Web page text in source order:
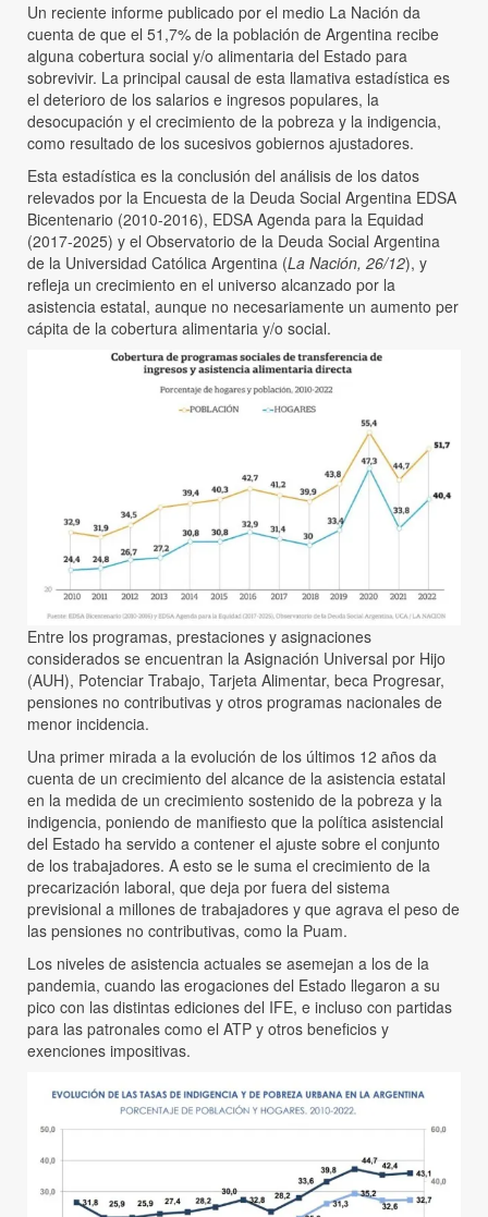
Un reciente informe publicado por el medio La Nación da
cuenta de que el 51,7% de la población de Argentina recibe
alguna cobertura social y/o alimentaria del Estado para
sobrevivir. La principal causal de esta llamativa estadística es
el deterioro de los salarios e ingresos populares, la
desocupación y el crecimiento de la pobreza y la indigencia,
como resultado de los sucesivos gobiernos ajustadores.
Esta estadística es la conclusión del análisis de los datos
relevados por la Encuesta de la Deuda Social Argentina EDSA
Bicentenario (2010-2016), EDSA Agenda para la Equidad
(2017-2025) y el Observatorio de la Deuda Social Argentina
de la Universidad Católica Argentina (La Nación, 26/12), y
refleja un crecimiento en el universo alcanzado por la
asistencia estatal, aunque no necesariamente un aumento per
cápita de la cobertura alimentaria y/o social.
Entre los programas, prestaciones y asignaciones
considerados se encuentran la Asignación Universal por Hijo
(AUH), Potenciar Trabajo, Tarjeta Alimentar, beca Progresar,
pensiones no contributivas y otros programas nacionales de
menor incidencia.
Una primer mirada a la evolución de los últimos 12 años da
cuenta de un crecimiento del alcance de la asistencia estatal
en la medida de un crecimiento sostenido de la pobreza y la
indigencia, poniendo de manifiesto que la política asistencial
del Estado ha servido a contener el ajuste sobre el conjunto
de los trabajadores. A esto se le suma el crecimiento de la
precarización laboral, que deja por fuera del sistema
previsional a millones de trabajadores y que agrava el peso de
las pensiones no contributivas, como la Puam.
Los niveles de asistencia actuales se asemejan a los de la
pandemia, cuando las erogaciones del Estado llegaron a su
pico con las distintas ediciones del IFE, e incluso con partidas
para las patronales como el ATP y otros beneficios y
exenciones impositivas.